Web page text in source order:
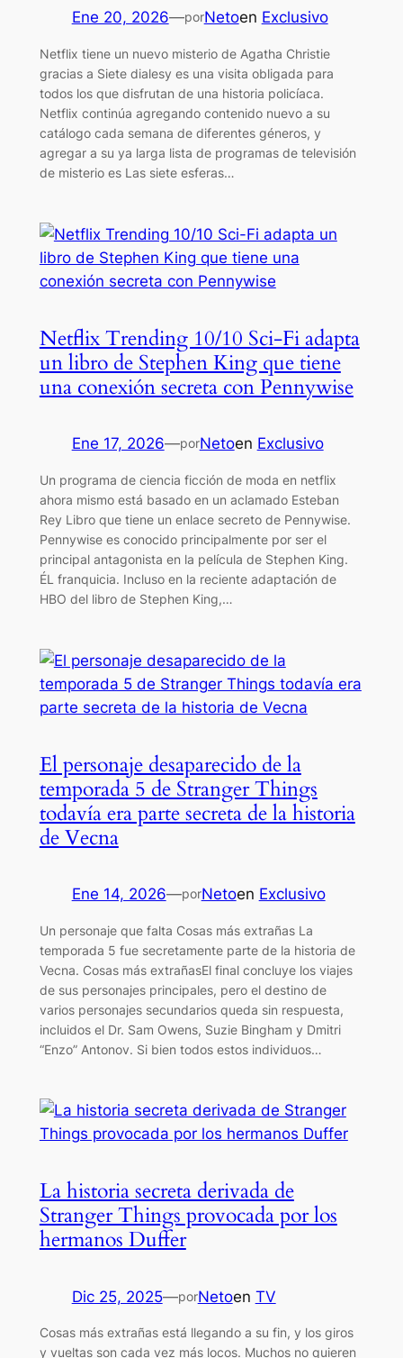
Ene 20, 2026—porNetoen Exclusivo
Netflix tiene un nuevo misterio de Agatha Christie
gracias a Siete dialesy es una visita obligada para
todos los que disfrutan de una historia policíaca.
Netflix continúa agregando contenido nuevo a su
catálogo cada semana de diferentes géneros, y
agregar a su ya larga lista de programas de televisión
de misterio es Las siete esferas…
Netflix Trending 10/10 Sci-Fi adapta
un libro de Stephen King que tiene
una conexión secreta con Pennywise
Ene 17, 2026—porNetoen Exclusivo
Un programa de ciencia ficción de moda en netflix
ahora mismo está basado en un aclamado Esteban
Rey Libro que tiene un enlace secreto de Pennywise.
Pennywise es conocido principalmente por ser el
principal antagonista en la película de Stephen King.
ÉL franquicia. Incluso en la reciente adaptación de
HBO del libro de Stephen King,…
El personaje desaparecido de la
temporada 5 de Stranger Things
todavía era parte secreta de la historia
de Vecna
Ene 14, 2026—porNetoen Exclusivo
Un personaje que falta Cosas más extrañas La
temporada 5 fue secretamente parte de la historia de
Vecna. Cosas más extrañasEl final concluye los viajes
de sus personajes principales, pero el destino de
varios personajes secundarios queda sin respuesta,
incluidos el Dr. Sam Owens, Suzie Bingham y Dmitri
“Enzo” Antonov. Si bien todos estos individuos…
La historia secreta derivada de
Stranger Things provocada por los
hermanos Duffer
Dic 25, 2025—porNetoen TV
Cosas más extrañas está llegando a su fin, y los giros
y vueltas son cada vez más locos. Muchos no quieren